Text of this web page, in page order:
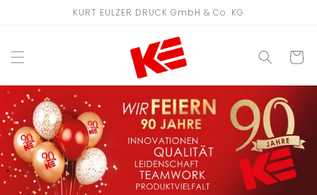
KURT EULZER DRUCK GmbH & Co. KG